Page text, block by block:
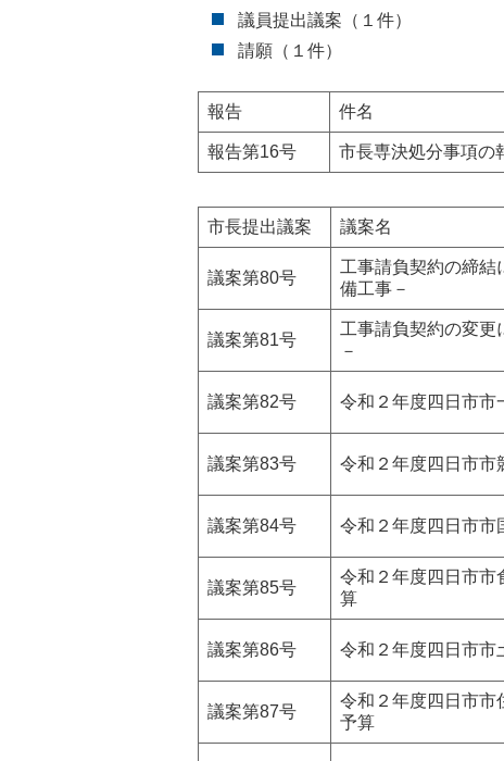
議員提出議案（１件）
請願（１件）
報告 件名
報告第16号 市長専決処分事項の
市長提出議案 議案名
議案第80号
工事請負契約の締結
備工事－
議案第81号
工事請負契約の変更
－
議案第82号 令和２年度四日市市
議案第83号 令和２年度四日市市
議案第84号 令和２年度四日市市
議案第85号
令和２年度四日市市
算
議案第86号 令和２年度四日市市
議案第87号
令和２年度四日市市
予算